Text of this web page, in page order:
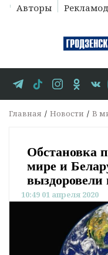
Авторы
Главная Новости В
Обстановка
мире и
выздоровели
10:49 01 апреля 2020